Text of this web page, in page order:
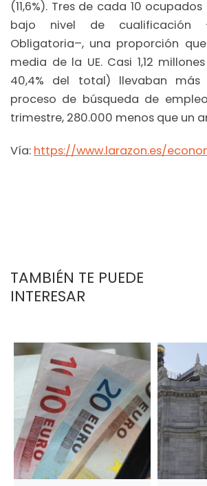
(11,6%). Tres de cada 10
bajo nivel de cualificación
Obligatoria–, una proporción
media de la UE. Casi 1,12
40,4% del total) llevaban
proceso de búsqueda de
trimestre, 280.000 menos que un
Vía: https://www.larazon.es/
TAMBIÉN TE PUEDE
INTERESAR